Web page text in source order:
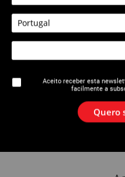
0137: Chave Viragrip® Liga
Aceito receber esta
facilmente a
Quero